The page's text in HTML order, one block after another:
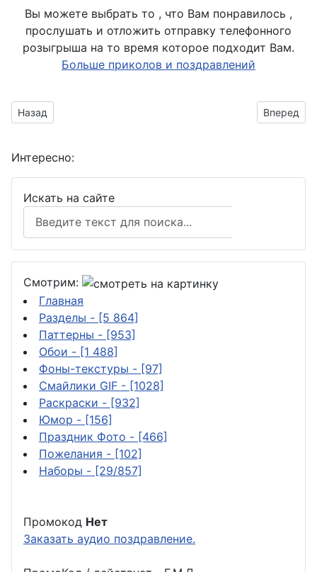
Вы можете выбрать то , что Вам понравилось ,
прослушать и отложить отправку телефонного
розыгрыша на то время которое подходит Вам.
Больше приколов и поздравлений
Предыдущий материал: машинист резво сигналит
Назад Вперед
Интересно:
Искать на сайте
Смотрим:
Главная
Разделы - [5 864]
Паттерны - [953]
Обои - [1 488]
Фоны-текстуры - [97]
Смайлики GIF - [1028]
Раскраски - [932]
Юмор - [156]
Праздник Фото - [466]
Пожелания - [102]
Наборы - [29/857]
Промокод Нет
Заказать аудио поздравление.